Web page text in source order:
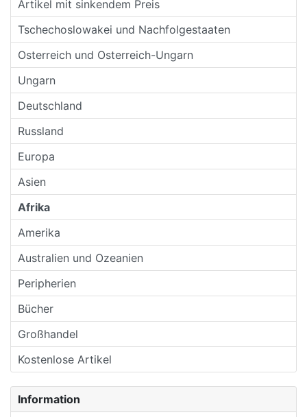
Artikel mit sinkendem Preis
Tschechoslowakei und Nachfolgestaaten
Osterreich und Osterreich-Ungarn
Ungarn
Deutschland
Russland
Europa
Asien
Afrika
Amerika
Australien und Ozeanien
Peripherien
Bücher
Großhandel
Kostenlose Artikel
Information